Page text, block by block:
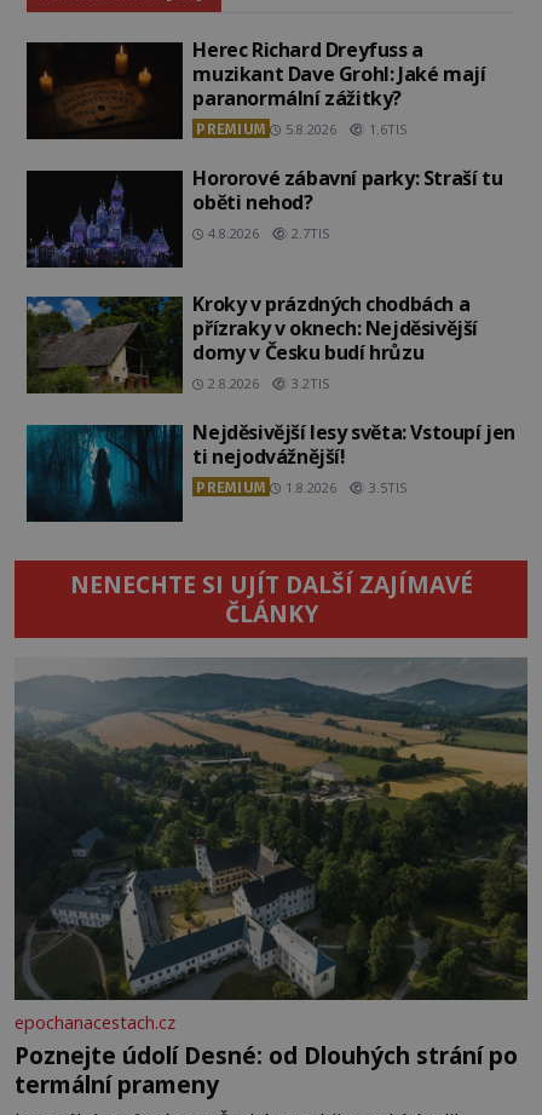
Herec Richard Dreyfuss a
muzikant Dave Grohl: Jaké mají
paranormální zážitky?
PREMIUM 5.8.2026 1.6TIS
Hororové zábavní parky: Straší tu
oběti nehod?
4.8.2026 2.7TIS
Kroky v prázdných chodbách a
přízraky v oknech: Nejděsivější
domy v Česku budí hrůzu
2.8.2026 3.2TIS
Nejděsivější lesy světa: Vstoupí jen
ti nejodvážnější!
PREMIUM 1.8.2026 3.5TIS
NENECHTE SI UJÍT DALŠÍ ZAJÍMAVÉ
ČLÁNKY
epochanacestach.cz
Poznejte údolí Desné: od Dlouhých strání po
termální prameny